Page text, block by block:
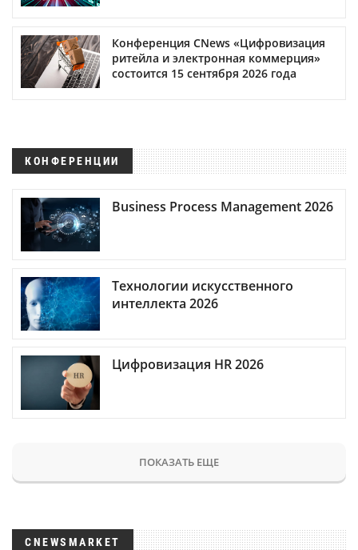
Конференция CNews «Цифровизация
ритейла и электронная коммерция»
состоится 15 сентября 2026 года
КОНФЕРЕНЦИИ
Business Process Management 2026
Технологии искусственного
интеллекта 2026
Цифровизация HR 2026
ПОКАЗАТЬ ЕЩЕ
CNEWSMARKET